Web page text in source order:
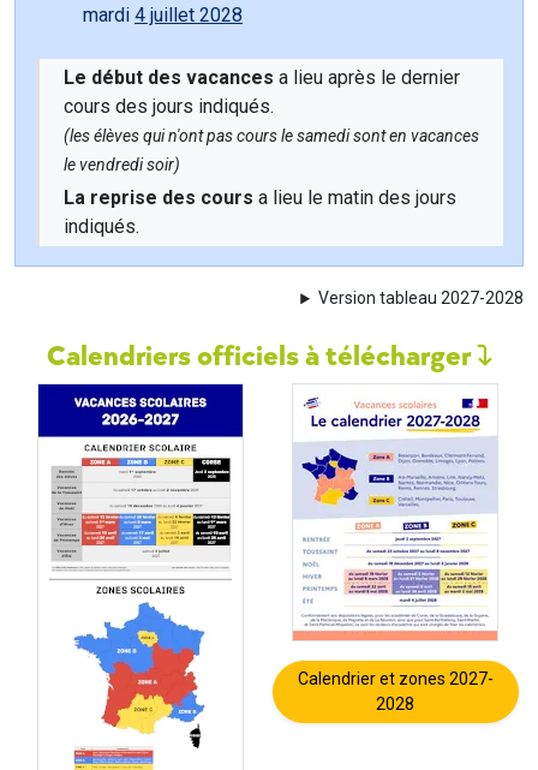
mardi 4 juillet 2028
Le début des vacances a lieu après le dernier
cours des jours indiqués.
(les élèves qui n'ont pas cours le samedi sont en vacances
le vendredi soir)
La reprise des cours a lieu le matin des jours
indiqués.
Version tableau 2027-2028
Calendriers officiels à télécharger
Calendrier et zones 2027-
2028